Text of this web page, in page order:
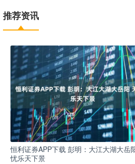
推荐资讯
恒利证券APP下载 彭明：大江大湖大岳
忧乐天下景